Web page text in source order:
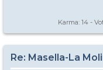
Karma: 14 -
Re: Masella-La